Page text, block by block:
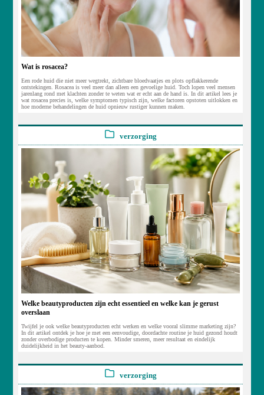
Wat is rosacea?
Een rode huid die niet meer wegtrekt, zichtbare bloedvaatjes en plots opflakkerende
ontstekingen. Rosacea is veel meer dan alleen een gevoelige huid. Toch lopen veel mensen
jarenlang rond met klachten zonder te weten wat er echt aan de hand is. In dit artikel lees je
wat rosacea precies is, welke symptomen typisch zijn, welke factoren opstoten uitlokken en
hoe moderne behandelingen de huid opnieuw rustiger kunnen maken.
verzorging
Welke beautyproducten zijn echt essentieel en welke kan je gerust
overslaan
Twijfel je ook welke beautyproducten echt werken en welke vooral slimme marketing zijn?
In dit artikel ontdek je hoe je met een eenvoudige, doordachte routine je huid gezond houdt
zonder overbodige producten te kopen. Minder smeren, meer resultaat en eindelijk
duidelijkheid in het beauty-aanbod.
verzorging